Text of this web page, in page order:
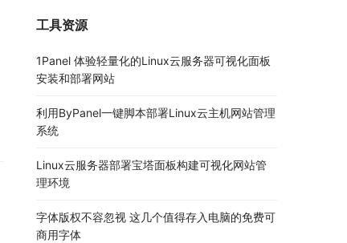
工具资源
1Panel 体验轻量化的Linux云服务器可视化面板
安装和部署网站
利用ByPanel一键脚本部署Linux云主机网站管理
系统
Linux云服务器部署宝塔面板构建可视化网站管
理环境
字体版权不容忽视 这几个值得存入电脑的免费可
商用字体